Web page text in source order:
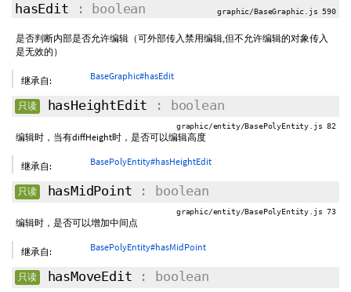
hasEdit : boolean graphic/BaseGraphic.js 590
是否判断内部是否允许编辑（可外部传入禁用编辑,但不允许编辑的对象传入
是无效的）
继承自: BaseGraphic#hasEdit
只读 hasHeightEdit : boolean
graphic/entity/BasePolyEntity.js 82
编辑时，当有diffHeight时，是否可以编辑高度
继承自: BasePolyEntity#hasHeightEdit
只读 hasMidPoint : boolean
graphic/entity/BasePolyEntity.js 73
编辑时，是否可以增加中间点
继承自: BasePolyEntity#hasMidPoint
只读 hasMoveEdit : boolean